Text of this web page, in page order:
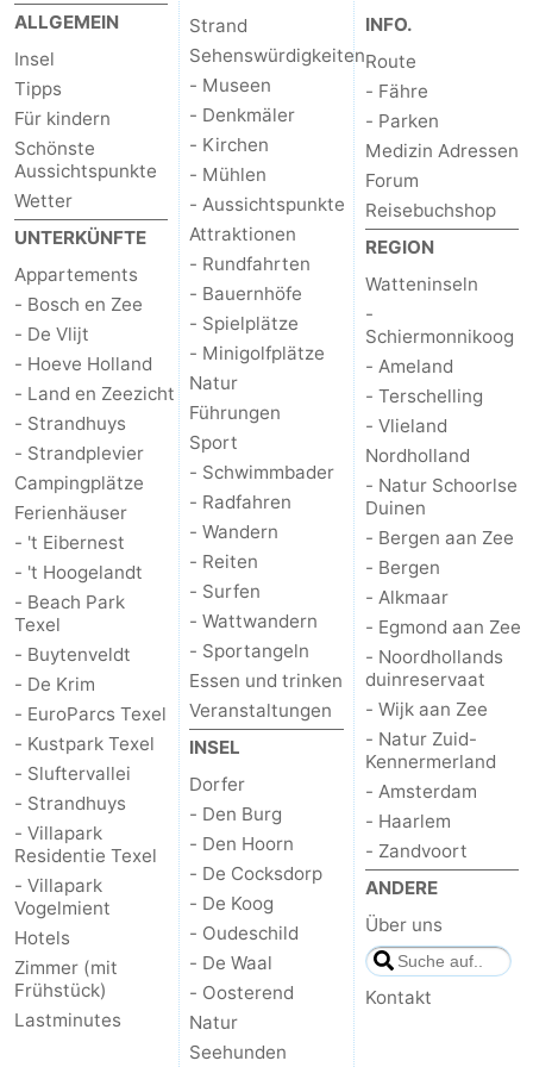
Adressen
Region
Watteninseln
-
Ameland
-
Terschelling
-
Vlieland
Nordholland
-
Natur
Schoorlse
Duinen
-
Bergen
aan
Zee
-
Bergen
-
Alkmaar
-
Egmond
aan
Zee
-
Noordhollands
duinreservaat
Wijk
aan
Zee
-
Natur
Zuid-
Kennermerland
-
Amsterdam
Haarlem
-
ALLGEMEIN
Insel
Tipps
Für kindern
Schönste
Aussichtspunkte
Wetter
UNTERKÜNFTE
Appartements
- Bosch en Zee
- De Vlijt
- Hoeve Holland
- Land en Zeezicht
- Strandhuys
- Strandplevier
Campingplätze
Ferienhäuser
- 't Eibernest
- 't Hoogelandt
- Beach Park
Texel
- Buytenveldt
- De Krim
- EuroParcs Texel
- Kustpark Texel
- Sluftervallei
- Strandhuys
- Villapark
Residentie Texel
- Villapark
Vogelmient
Hotels
Zimmer (mit
Frühstück)
Lastminutes
Strand
Sehenswürdigkeiten
- Museen
- Denkmäler
- Kirchen
- Mühlen
- Aussichtspunkte
Attraktionen
- Rundfahrten
- Bauernhöfe
- Spielplätze
- Minigolfplätze
Natur
Führungen
Sport
- Schwimmbader
- Radfahren
- Wandern
- Reiten
- Surfen
- Wattwandern
- Sportangeln
Essen und trinken
Veranstaltungen
INSEL
Dorfer
- Den Burg
- Den Hoorn
- De Cocksdorp
- De Koog
- Oudeschild
- De Waal
- Oosterend
Natur
Seehunden
INFO.
Route
- Fähre
- Parken
Medizin Adressen
Forum
Reisebuchshop
REGION
Watteninseln
-
Schiermonnikoog
- Ameland
- Terschelling
- Vlieland
Nordholland
- Natur Schoorlse
Duinen
- Bergen aan Zee
- Bergen
- Alkmaar
- Egmond aan Zee
- Noordhollands
duinreservaat
- Wijk aan Zee
- Natur Zuid-
Kennermerland
- Amsterdam
- Haarlem
- Zandvoort
ANDERE
Über uns
Kontakt